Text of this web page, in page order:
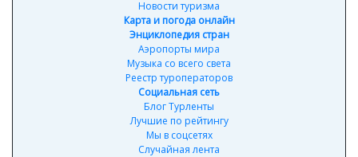
Новости туризма
Карта и погода онлайн
Энциклопедия стран
Аэропорты мира
Музыка со всего света
Реестр туроператоров
Социальная сеть
Блог Турленты
Лучшие по рейтингу
Мы в соцсетях
Случайная лента